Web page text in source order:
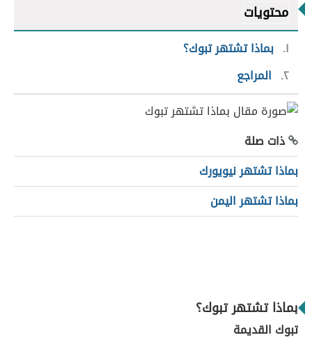
محتويات
١ بماذا تشتهر تبوك؟
٢ المراجع
ذات صلة
بماذا تشتهر نيويورك
بماذا تشتهر اليمن
بماذا تشتهر تبوك؟
تبوك القديمة